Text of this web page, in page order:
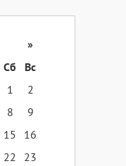
»
Сб
Вс
1
2
8
9
15
16
22
23